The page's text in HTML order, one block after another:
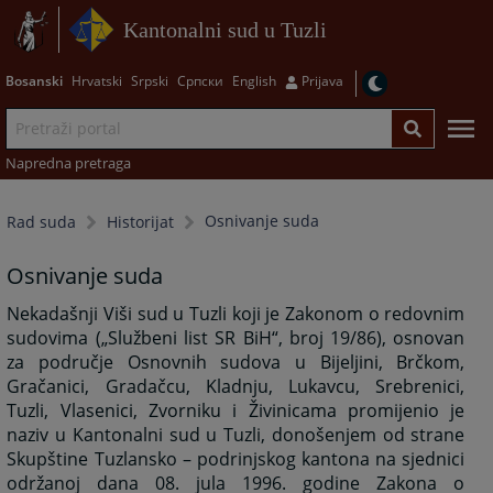
Kantonalni sud u Tuzli
Bosanski Hrvatski Srpski Српски English Prijava
Napredna pretraga
Rad suda Historijat Osnivanje suda
Osnivanje suda
Nekadašnji Viši sud u Tuzli koji je Zakonom o redovnim
sudovima („Službeni list SR BiH“, broj 19/86), osnovan
za područje Osnovnih sudova u Bijeljini, Brčkom,
Gračanici, Gradačcu, Kladnju, Lukavcu, Srebrenici,
Tuzli, Vlasenici, Zvorniku i Živinicama promijenio je
naziv u Kantonalni sud u Tuzli, donošenjem od strane
Skupštine Tuzlansko – podrinjskog kantona na sjednici
održanoj dana 08. jula 1996. godine Zakona o